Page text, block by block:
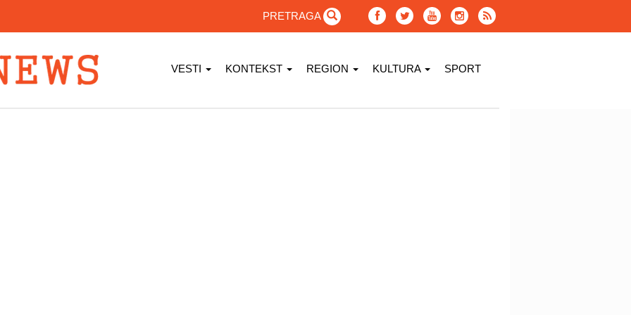
PRETRAGA
VESTI KONTEKST REGION KULTURA SPORT